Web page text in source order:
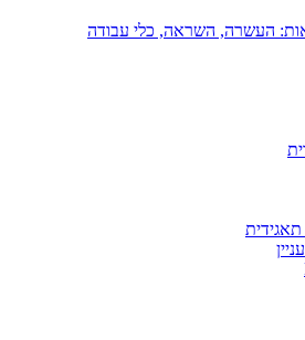
העשרה, השראה, כלי עבודה